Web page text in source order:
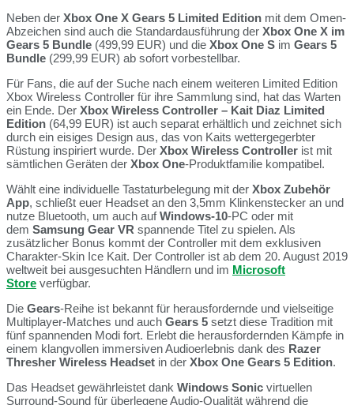
Neben der Xbox One X Gears 5 Limited Edition mit dem Omen-
Abzeichen sind auch die Standardausführung der Xbox One X im
Gears 5 Bundle (499,99 EUR) und die Xbox One S im Gears 5
Bundle (299,99 EUR) ab sofort vorbestellbar.
Für Fans, die auf der Suche nach einem weiteren Limited Edition
Xbox Wireless Controller für ihre Sammlung sind, hat das Warten
ein Ende. Der Xbox Wireless Controller – Kait Diaz Limited
Edition (64,99 EUR) ist auch separat erhältlich und zeichnet sich
durch ein eisiges Design aus, das von Kaits wettergegerbter
Rüstung inspiriert wurde. Der Xbox Wireless Controller ist mit
sämtlichen Geräten der Xbox One-Produktfamilie kompatibel.
Wählt eine individuelle Tastaturbelegung mit der Xbox Zubehör
App, schließt euer Headset an den 3,5mm Klinkenstecker an und
nutze Bluetooth, um auch aufWindows-10-PC oder mit
dem Samsung Gear VR spannende Titel zu spielen. Als
zusätzlicher Bonus kommt der Controller mit dem exklusiven
Charakter-Skin Ice Kait. Der Controller ist ab dem 20. August 2019
weltweit bei ausgesuchten Händlern und im Microsoft
Store verfügbar.
Die Gears-Reihe ist bekannt für herausfordernde und vielseitige
Multiplayer-Matches und auch Gears 5 setzt diese Tradition mit
fünf spannenden Modi fort. Erlebt die herausfordernden Kämpfe in
einem klangvollen immersiven Audioerlebnis dank des Razer
Thresher Wireless Headset in der Xbox One Gears 5 Edition.
Das Headset gewährleistet dank Windows Sonic virtuellen
Surround-Sound für überlegene Audio-Qualität während die